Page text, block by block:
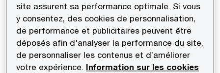
PwC Société d’Avocats a réalisé les due diligence
fiscale et réglementaire pour le compte
d’Eurazeo Infrastructure Partners dans le cadre
du LBO mené sur 2B services Innovation,
site assurent sa performance optimale. Si vous
y consentez, des cookies de personnalisation,
de performance et publicitaires peuvent être
déposés afin d'analyser la performance du site,
de personnaliser les contenus et d’améliorer
votre expérience. Information sur les cookies